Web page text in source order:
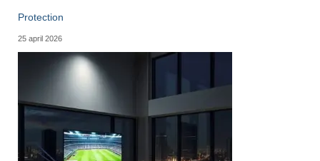
Protection
25 april 2026